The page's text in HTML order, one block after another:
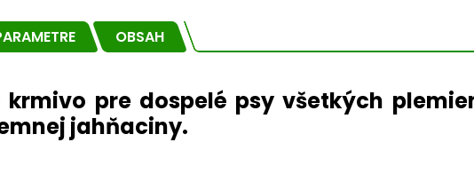
OBSAH
krmivo pre dospelé psy všetkých
jahňaciny.